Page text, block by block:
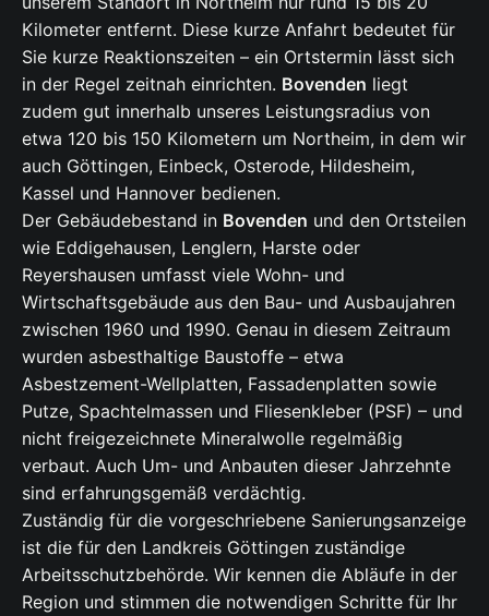
Kilometer entfernt. Diese kurze Anfahrt bedeutet für
Sie kurze Reaktionszeiten – ein Ortstermin lässt sich
in der Regel zeitnah einrichten. Bovenden liegt
zudem gut innerhalb unseres Leistungsradius von
etwa 120 bis 150 Kilometern um Northeim, in dem wir
auch Göttingen, Einbeck, Osterode, Hildesheim,
Kassel und Hannover bedienen.
Der Gebäudebestand in Bovenden und den Ortsteilen
wie Eddigehausen, Lenglern, Harste oder
Reyershausen umfasst viele Wohn- und
Wirtschaftsgebäude aus den Bau- und Ausbaujahren
zwischen 1960 und 1990. Genau in diesem Zeitraum
wurden asbesthaltige Baustoffe – etwa
Asbestzement-Wellplatten, Fassadenplatten sowie
Putze, Spachtelmassen und Fliesenkleber (PSF) – und
nicht freigezeichnete Mineralwolle regelmäßig
verbaut. Auch Um- und Anbauten dieser Jahrzehnte
sind erfahrungsgemäß verdächtig.
Zuständig für die vorgeschriebene Sanierungsanzeige
ist die für den Landkreis Göttingen zuständige
Arbeitsschutzbehörde. Wir kennen die Abläufe in der
Region und stimmen die notwendigen Schritte für Ihr